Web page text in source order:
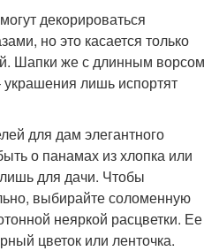
декорироваться
но это касается только
Шапки же с длинным ворсом
лишь испортят
для дам элегантного
о панамах из хлопка или
для дачи. Чтобы
выбирайте соломенную
неяркой расцветки. Ее
цветок или ленточка.